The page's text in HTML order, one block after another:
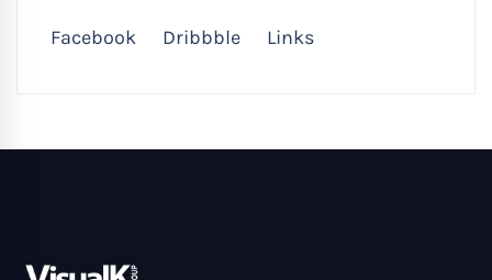
Facebook Dribbble Links